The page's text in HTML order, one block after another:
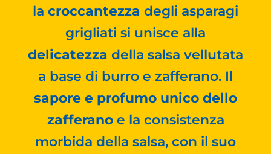
la croccantezza degli asparagi
grigliati si unisce alla
delicatezza della salsa vellutata
a base di burro e zafferano. Il
sapore e profumo unico dello
zafferanoe la consistenza
morbida della salsa, con il suo